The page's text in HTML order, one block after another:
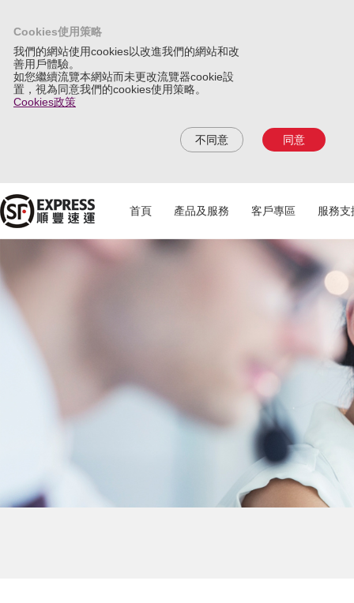
Cookies使用策略
我們的網站使用cookies以改進我們的網站和改
善用戶體驗。
如您繼續流覽本網站而未更改流覽器cookie設
置，視為同意我們的cookies使用策略。
Cookies政策
不同意 同意
首頁 產品及服務 客戶專區 服務支